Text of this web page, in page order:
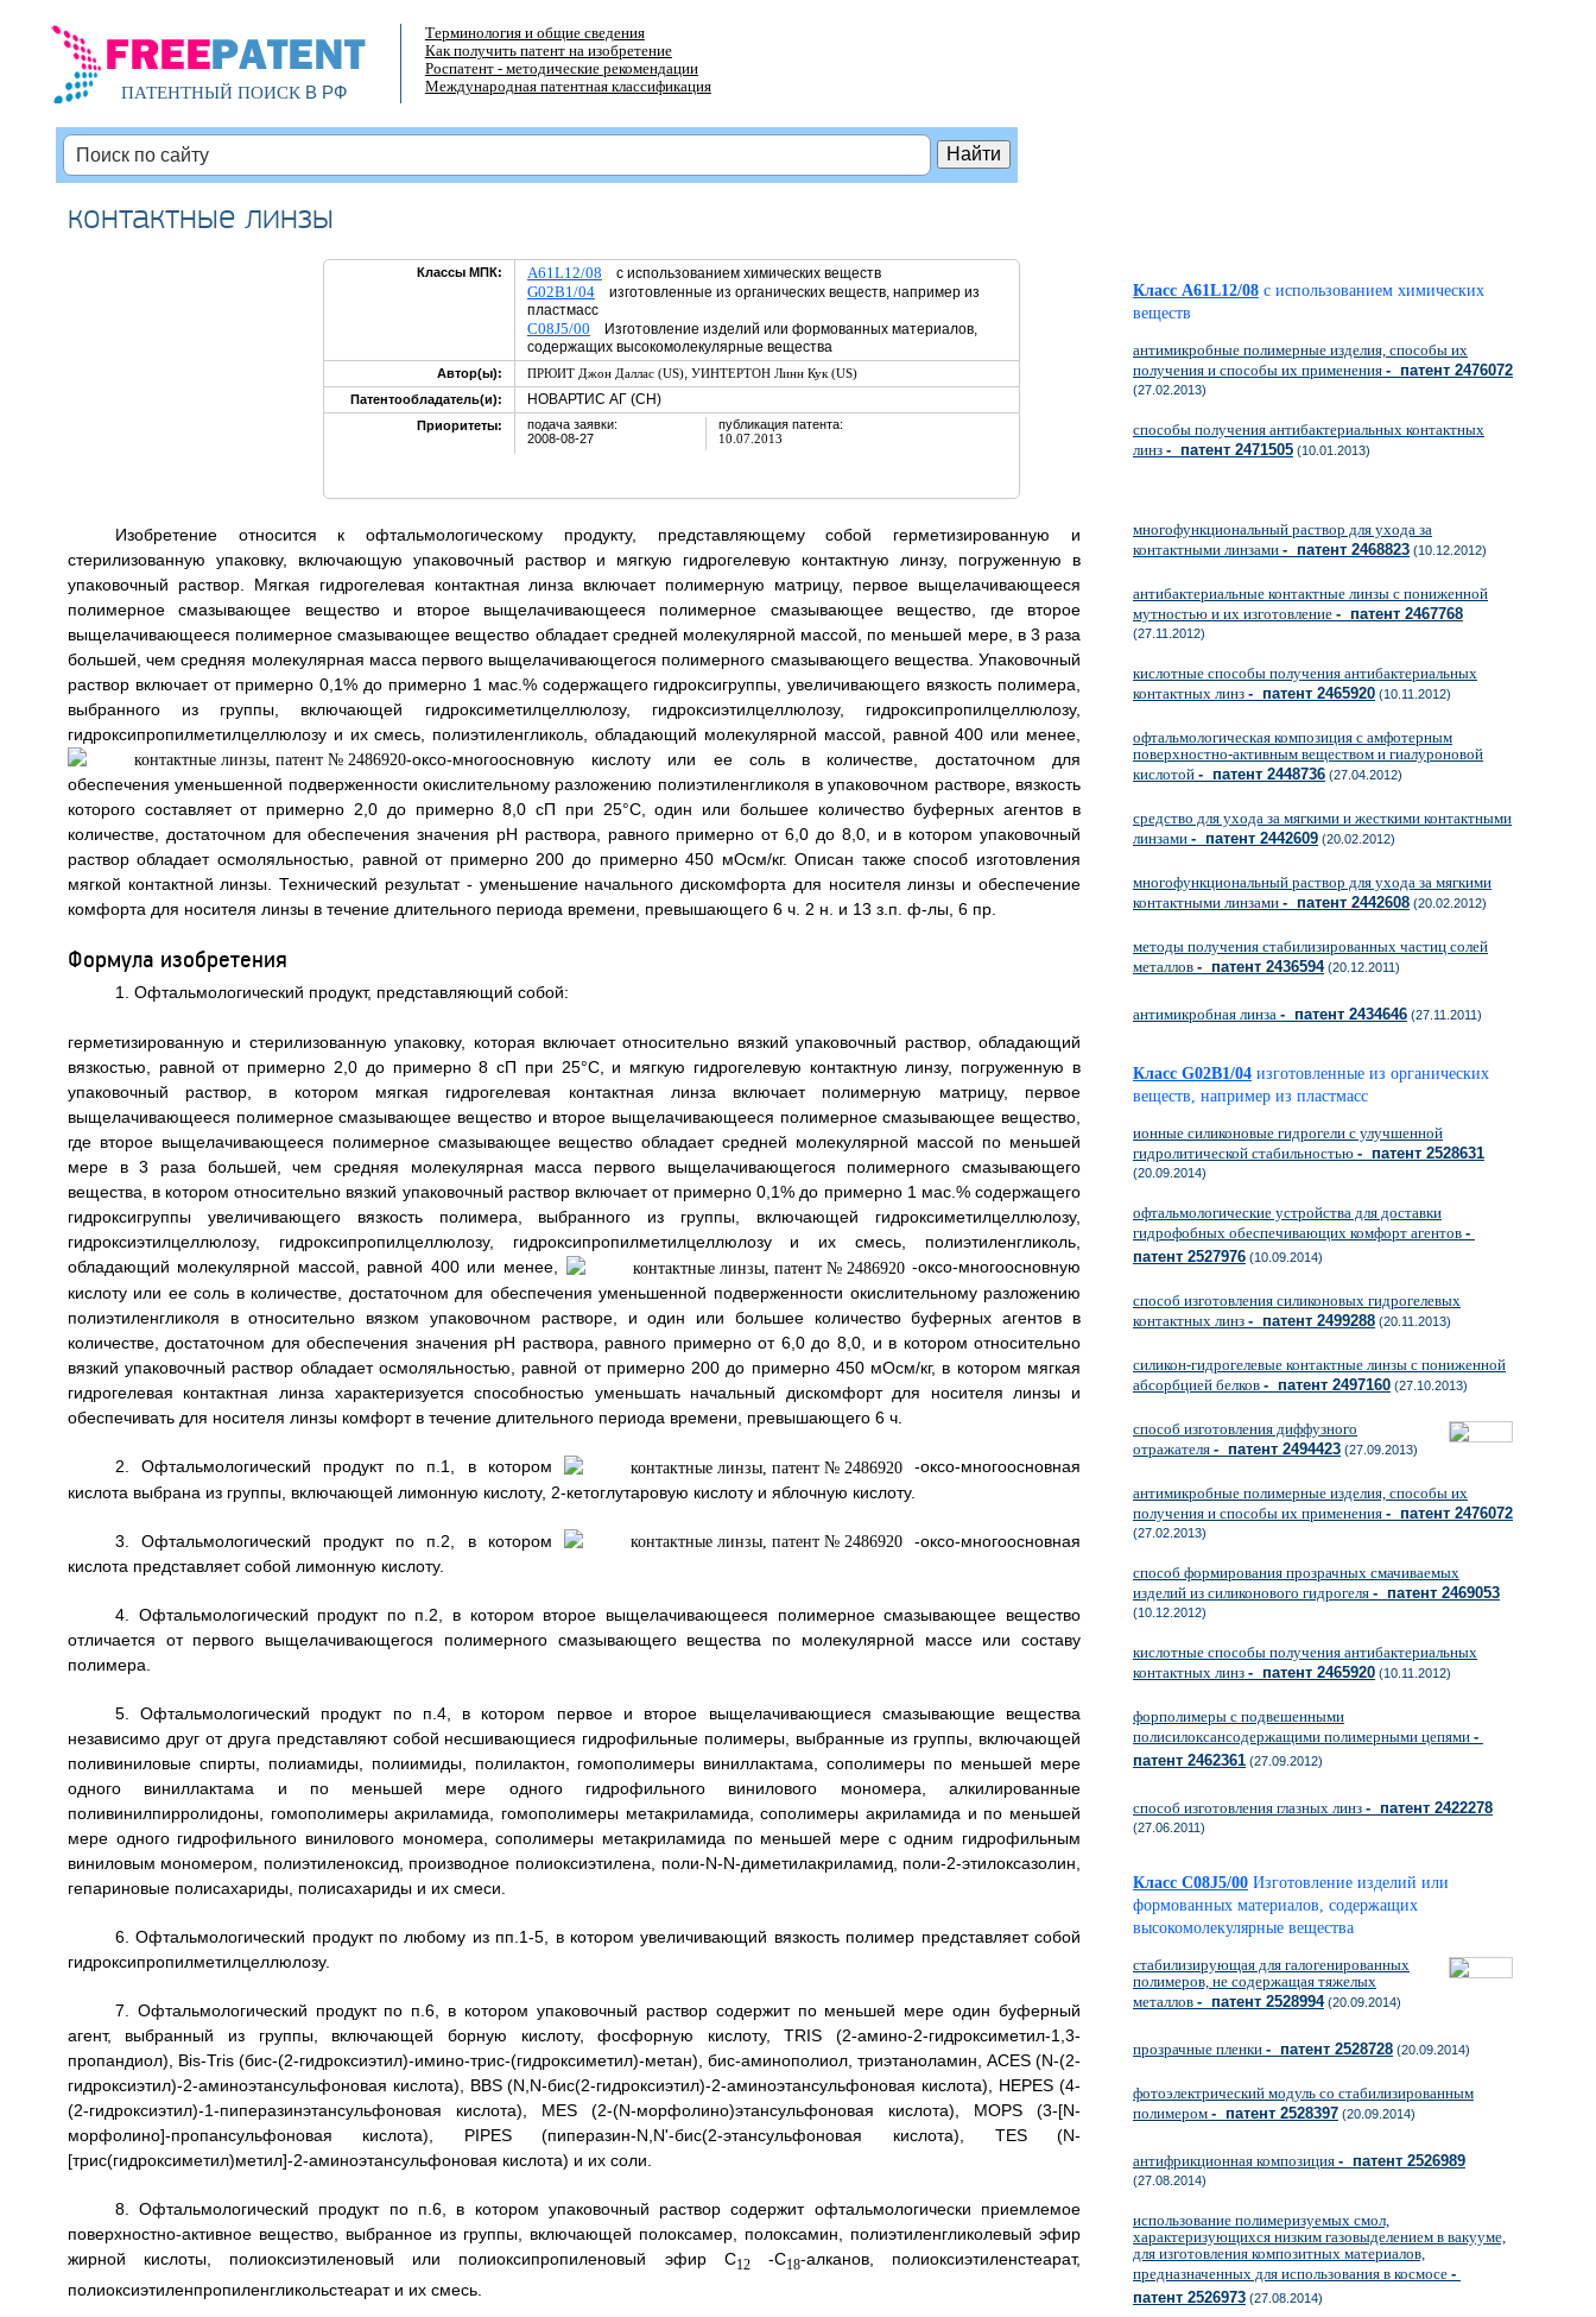
ПАТЕНТНЫЙ ПОИСКВ РФ
Терминология и общие сведения
Как получить патент на изобретение
Роспатент - методические рекомендации
Международная патентная классификация
контактные линзы
Классы МПК: A61L12/08 с использованием химических веществ
G02B1/04изготовленные из органических веществ, например из
пластмасс
C08J5/00 Изготовление изделий или формованных материалов,
содержащих высокомолекулярные вещества
Автор(ы): ПРЮИТ Джон Даллас (US), УИНТЕРТОН Линн Кук (US)
Патентообладатель(и):
НОВАРТИС АГ (CH)
Приоритеты:
подача заявки:
2008-08-27
публикация патента:
10.07.2013
Изобретение относится к офтальмологическому продукту, представляющему собой герметизированную и
стерилизованную упаковку, включающую упаковочный раствор и мягкую гидрогелевую контактную линзу, погруженную в
упаковочный раствор. Мягкая гидрогелевая контактная линза включает полимерную матрицу, первое выщелачивающееся
полимерное смазывающее вещество и второе выщелачивающееся полимерное смазывающее вещество, где второе
выщелачивающееся полимерное смазывающее вещество обладает средней молекулярной массой, по меньшей мере, в 3 раза
большей, чем средняя молекулярная масса первого выщелачивающегося полимерного смазывающего вещества. Упаковочный
раствор включает от примерно 0,1% до примерно 1 мас.% содержащего гидроксигруппы, увеличивающего вязкость полимера,
выбранного из группы, включающей гидроксиметилцеллюлозу, гидроксиэтилцеллюлозу, гидроксипропилцеллюлозу,
гидроксипропилметилцеллюлозу и их смесь, полиэтиленгликоль, обладающий молекулярной массой, равной 400 или менее,
-оксо-многоосновную кислоту или ее соль в количестве, достаточном для
обеспечения уменьшенной подверженности окислительному разложению полиэтиленгликоля в упаковочном растворе, вязкость
которого составляет от примерно 2,0 до примерно 8,0 сП при 25°С, один или большее количество буферных агентов в
количестве, достаточном для обеспечения значения рН раствора, равного примерно от 6,0 до 8,0, и в котором упаковочный
раствор обладает осмоляльностью, равной от примерно 200 до примерно 450 мОсм/кг. Описан также способ изготовления
мягкой контактной линзы. Технический результат - уменьшение начального дискомфорта для носителя линзы и обеспечение
комфорта для носителя линзы в течение длительного периода времени, превышающего 6 ч. 2 н. и 13 з.п. ф-лы, 6 пр.
Формула изобретения
1. Офтальмологический продукт, представляющий собой:
герметизированную и стерилизованную упаковку, которая включает относительно вязкий упаковочный раствор, обладающий
вязкостью, равной от примерно 2,0 до примерно 8 сП при 25°С, и мягкую гидрогелевую контактную линзу, погруженную в
упаковочный раствор, в котором мягкая гидрогелевая контактная линза включает полимерную матрицу, первое
выщелачивающееся полимерное смазывающее вещество и второе выщелачивающееся полимерное смазывающее вещество,
где второе выщелачивающееся полимерное смазывающее вещество обладает средней молекулярной массой по меньшей
мере в 3 раза большей, чем средняя молекулярная масса первого выщелачивающегося полимерного смазывающего
вещества, в котором относительно вязкий упаковочный раствор включает от примерно 0,1% до примерно 1 мас.% содержащего
гидроксигруппы увеличивающего вязкость полимера, выбранного из группы, включающей гидроксиметилцеллюлозу,
гидроксиэтилцеллюлозу, гидроксипропилцеллюлозу, гидроксипропилметилцеллюлозу и их смесь, полиэтиленгликоль,
обладающий молекулярной массой, равной 400 или менее,
-оксо-многоосновную
кислоту или ее соль в количестве, достаточном для обеспечения уменьшенной подверженности окислительному разложению
полиэтиленгликоля в относительно вязком упаковочном растворе, и один или большее количество буферных агентов в
количестве, достаточном для обеспечения значения рН раствора, равного примерно от 6,0 до 8,0, и в котором относительно
вязкий упаковочный раствор обладает осмоляльностью, равной от примерно 200 до примерно 450 мОсм/кг, в котором мягкая
гидрогелевая контактная линза характеризуется способностью уменьшать начальный дискомфорт для носителя линзы и
обеспечивать для носителя линзы комфорт в течение длительного периода времени, превышающего 6 ч.
2. Офтальмологический продукт по п.1, в котором
-оксо-многоосновная
кислота выбрана из группы, включающей лимонную кислоту, 2-кетоглутаровую кислоту и яблочную кислоту.
3. Офтальмологический продукт по п.2, в котором
-оксо-многоосновная
кислота представляет собой лимонную кислоту.
4. Офтальмологический продукт по п.2, в котором второе выщелачивающееся полимерное смазывающее вещество
отличается от первого выщелачивающегося полимерного смазывающего вещества по молекулярной массе или составу
полимера.
5. Офтальмологический продукт по п.4, в котором первое и второе выщелачивающиеся смазывающие вещества
независимо друг от друга представляют собой несшивающиеся гидрофильные полимеры, выбранные из группы, включающей
поливиниловые спирты, полиамиды, полиимиды, полилактон, гомополимеры виниллактама, сополимеры по меньшей мере
одного виниллактама и по меньшей мере одного гидрофильного винилового мономера, алкилированные
поливинилпирролидоны, гомополимеры акриламида, гомополимеры метакриламида, сополимеры акриламида и по меньшей
мере одного гидрофильного винилового мономера, сополимеры метакриламида по меньшей мере с одним гидрофильным
виниловым мономером, полиэтиленоксид, производное полиоксиэтилена, поли-N-N-диметилакриламид, поли-2-этилоксазолин,
гепариновые полисахариды, полисахариды и их смеси.
6. Офтальмологический продукт по любому из пп.1-5, в котором увеличивающий вязкость полимер представляет собой
гидроксипропилметилцеллюлозу.
7. Офтальмологический продукт по п.6, в котором упаковочный раствор содержит по меньшей мере один буферный
агент, выбранный из группы, включающей борную кислоту, фосфорную кислоту, TRIS (2-амино-2-гидроксиметил-1,3-
пропандиол), Bis-Tris (бис-(2-гидроксиэтил)-имино-трис-(гидроксиметил)-метан), бис-аминополиол, триэтаноламин, ACES (N-(2-
гидроксиэтил)-2-аминоэтансульфоновая кислота), BBS (N,N-бис(2-гидроксиэтил)-2-аминоэтансульфоновая кислота), HEPES (4-
(2-гидроксиэтил)-1-пиперазинэтансульфоновая кислота), MES (2-(N-морфолино)этансульфоновая кислота), MOPS (3-[N-
морфолино]-пропансульфоновая кислота), PIPES (пиперазин-N,N'-бис(2-этансульфоновая кислота), TES (N-
[трис(гидроксиметил)метил]-2-аминоэтансульфоновая кислота) и их соли.
8. Офтальмологический продукт по п.6, в котором упаковочный раствор содержит офтальмологически приемлемое
поверхностно-активное вещество, выбранное из группы, включающей полоксамер, полоксамин, полиэтиленгликолевый эфир
жирной кислоты, полиоксиэтиленовый или полиоксипропиленовый эфир C12-C18-алканов, полиоксиэтиленстеарат,
полиоксиэтиленпропиленгликольстеарат и их смесь.
Класс A61L12/08 с использованием химических
веществ
антимикробные полимерные изделия, способы их
получения и способы их применения - патент 2476072
(27.02.2013)
способы получения антибактериальных контактных
линз - патент 2471505 (10.01.2013)
многофункциональный раствор для ухода за
контактными линзами - патент 2468823 (10.12.2012)
антибактериальные контактные линзы с пониженной
мутностью и их изготовление - патент 2467768
(27.11.2012)
кислотные способы получения антибактериальных
контактных линз - патент 2465920 (10.11.2012)
офтальмологическая композиция с амфотерным
поверхностно-активным веществом и гиалуроновой
кислотой - патент 2448736 (27.04.2012)
средство для ухода за мягкими и жесткими контактными
линзами - патент 2442609 (20.02.2012)
многофункциональный раствор для ухода за мягкими
контактными линзами - патент 2442608 (20.02.2012)
методы получения стабилизированных частиц солей
металлов - патент 2436594(20.12.2011)
антимикробная линза - патент 2434646 (27.11.2011)
Класс G02B1/04 изготовленные из органических
веществ, например из пластмасс
ионные силиконовые гидрогели с улучшенной
гидролитической стабильностью - патент 2528631
(20.09.2014)
офтальмологические устройства для доставки
гидрофобных обеспечивающих комфорт агентов -
патент 2527976 (10.09.2014)
способ изготовления силиконовых гидрогелевых
контактных линз - патент 2499288 (20.11.2013)
силикон-гидрогелевые контактные линзы с пониженной
абсорбцией белков - патент 2497160 (27.10.2013)
способ изготовления диффузного
отражателя - патент 2494423 (27.09.2013)
антимикробные полимерные изделия, способы их
получения и способы их применения - патент 2476072
(27.02.2013)
способ формирования прозрачных смачиваемых
изделий из силиконового гидрогеля - патент 2469053
(10.12.2012)
кислотные способы получения антибактериальных
контактных линз - патент 2465920 (10.11.2012)
форполимеры с подвешенными
полисилоксансодержащими полимерными цепями -
патент 2462361 (27.09.2012)
способ изготовления глазных линз - патент 2422278
(27.06.2011)
Класс C08J5/00 Изготовление изделий или
формованных материалов, содержащих
высокомолекулярные вещества
стабилизирующая для галогенированных
полимеров, не содержащая тяжелых
металлов - патент 2528994(20.09.2014)
прозрачные пленки - патент 2528728 (20.09.2014)
фотоэлектрический модуль со стабилизированным
полимером - патент 2528397 (20.09.2014)
антифрикционная композиция - патент 2526989
(27.08.2014)
использование полимеризуемых смол,
характеризующихся низким газовыделением в вакууме,
для изготовления композитных материалов,
предназначенных для использования в космосе -
патент 2526973 (27.08.2014)